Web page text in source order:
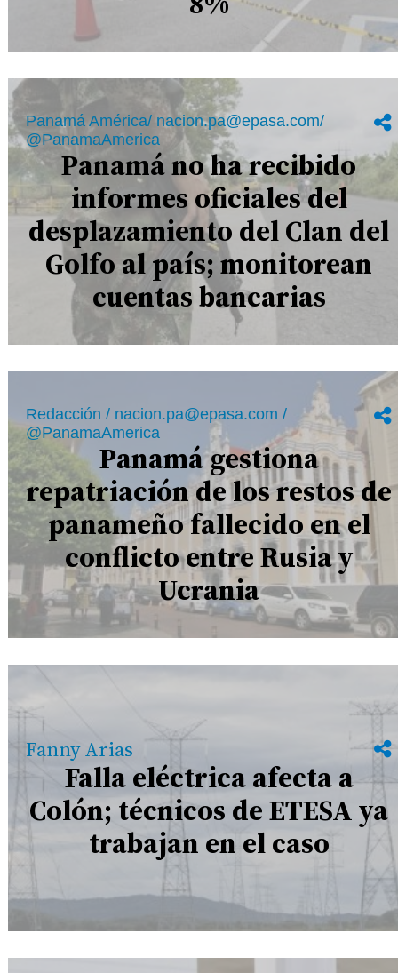
Panamá América/ nacion.pa@epasa.com/
@PanamaAmerica
Panamá no ha recibido
informes oficiales del
desplazamiento del Clan del
Golfo al país; monitorean
cuentas bancarias
Redacción / nacion.pa@epasa.com /
@PanamaAmerica
Panamá gestiona
repatriación de los restos de
panameño fallecido en el
conflicto entre Rusia y
Ucrania
Fanny Arias
Falla eléctrica afecta a
Colón; técnicos de ETESA ya
trabajan en el caso